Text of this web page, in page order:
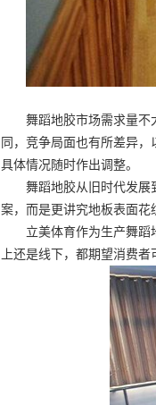
舞蹈地胶市场需求量不
同，竞争局面也有所差异
具体情况随时作出调整。
舞蹈地胶从旧时代发展
案，而是更讲究地板表面花
立美体育作为生产舞
上还是线下，都期望消费